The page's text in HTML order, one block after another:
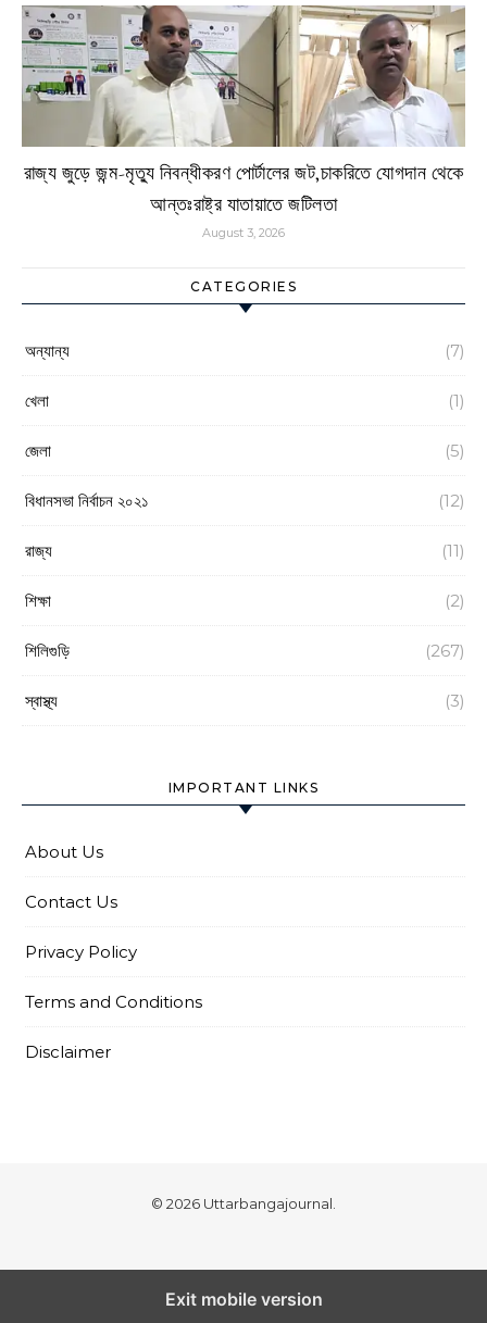
রাজ্য জুড়ে জন্ম-মৃত্যু নিবন্ধীকরণ পোর্টালের জট,চাকরিতে যোগদান থেকে
আন্তঃরাষ্ট্র যাতায়াতে জটিলতা
August 3, 2026
CATEGORIES
অন্যান্য (7)
খেলা (1)
জেলা (5)
বিধানসভা নির্বাচন ২০২১ (12)
রাজ্য (11)
শিক্ষা (2)
শিলিগুড়ি (267)
স্বাস্থ্য (3)
IMPORTANT LINKS
About Us
Contact Us
Privacy Policy
Terms and Conditions
Disclaimer
© 2026 Uttarbangajournal.
Exit mobile version